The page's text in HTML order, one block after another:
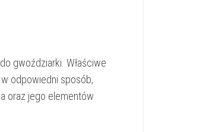
gwoździarki. Właściwe
odpowiedni sposób,
oraz jego elementów